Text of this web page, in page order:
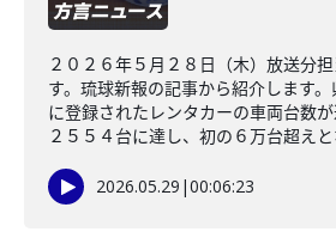
２０２６年５月２８日（木）放送分
す。琉球新報の記事から紹介します
に登録されたレンタカーの車両台数
２５５４台に達し、初の６万台超え
2026.05.29 |00:06:23